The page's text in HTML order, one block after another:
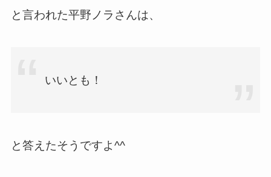
と言われた平野ノラさんは、
いいとも！
と答えたそうですよ^^